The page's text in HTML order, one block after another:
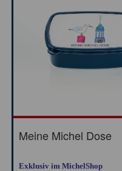
Meine Michel Dose
Exklusiv im MichelShop